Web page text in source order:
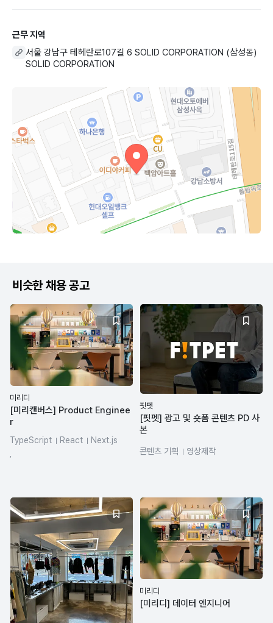
근무 지역
서울 강남구 테헤란로107길 6 SOLID CORPORATION (삼성동)
SOLID CORPORATION
비슷한 채용 공고
미리디
[미리캔버스] Product Enginee
r
TypeScript React
Next.js
핏펫
[핏펫] 광고 및 숏폼 콘텐츠 PD 사
본
콘텐츠 기획
영상제작
미리디
[미리디] 데이터 엔지니어